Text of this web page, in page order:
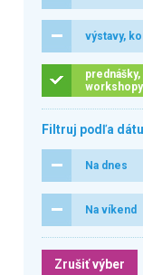
výstavy,
prednášky,
workshopy
Filtruj podľa
Na dnes
Na víkend
Zrušiť výber